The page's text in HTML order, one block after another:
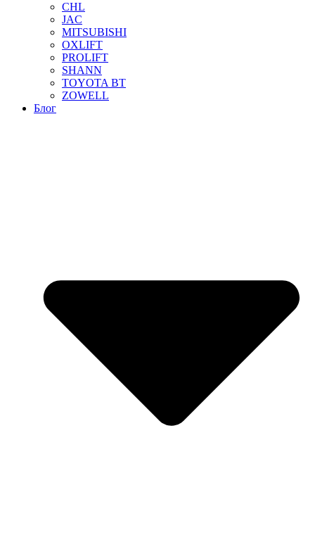
CHL
JAC
MITSUBISHI
OXLIFT
PROLIFT
SHANN
TOYOTA BT
ZOWELL
Блог